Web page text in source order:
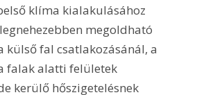
klíma kialakulásához
megoldható
külső fal csatlakozásánál, a
falak alatti felületek
kerülő hőszigetelésnek